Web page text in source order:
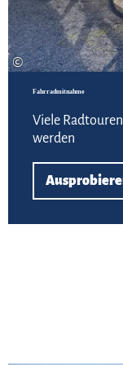
©
Fahrradmitnahme
Viele
werden